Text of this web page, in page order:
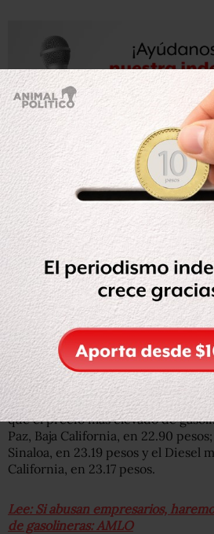
“Es importante este sistema de
empoderamiento para que el
información para decidir. Esto es
que quienes prestan servicios no
consumidores sean quienes
Andrés Manuel López Obrador.
Al presentar el ‘Quien es Quien en
Gasolinas’, el titular de Profeco,
que el precio más elevado de
Paz, Baja California, en 22.90
Sinaloa, en 23.19 pesos y el Diesel
California, en 23.17 pesos.
Lee: Si abusan empresarios,
de gasolineras: AMLO